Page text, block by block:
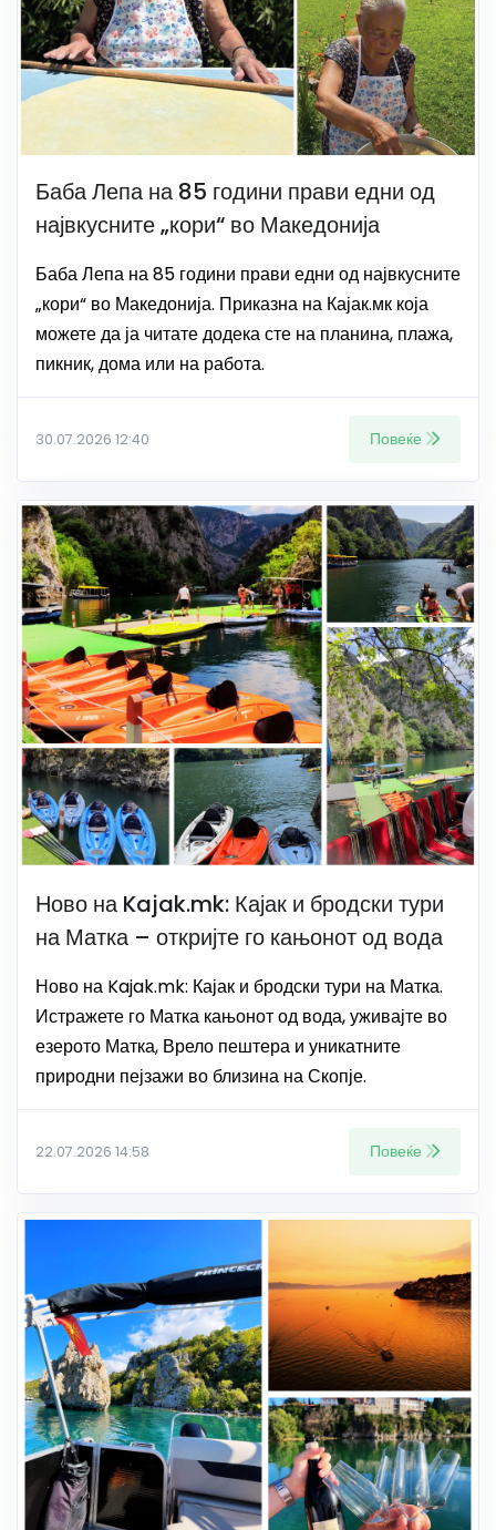
Баба Лепа на 85 години прави едни од
највкусните „кори“ во Македонија
Баба Лепа на 85 години прави едни од највкусните
„кори“ во Македонија. Приказна на Кајак.мк која
можете да ја читате додека сте на планина, плажа,
пикник, дома или на работа.
30.07.2026 12:40 Повеќе
Ново на Kajak.mk: Кајак и бродски тури
на Матка – откријте го кањонот од вода
Ново на Kajak.mk: Кајак и бродски тури на Матка.
Истражете го Матка кањонот од вода, уживајте во
езерото Матка, Врело пештера и уникатните
природни пејзажи во близина на Скопје.
22.07.2026 14:58 Повеќе